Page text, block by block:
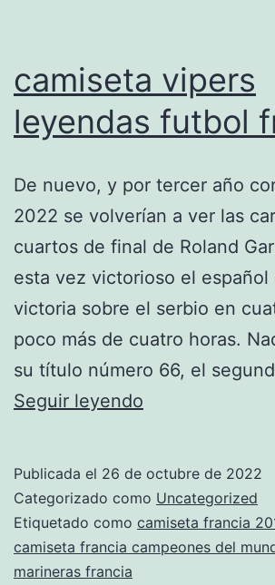
camiseta vipers
leyendas futbol
De nuevo, y por tercer año
2022 se volverían a ver las
cuartos de final de Roland
esta vez victorioso el español
victoria sobre el serbio en
poco más de cuatro horas.
su título número 66, el
Seguir leyendo
futbol
francia
Publicada el 26 de octubre de 2022
Categorizado como Uncategorized
Etiquetado como camiseta francia
camiseta francia campeones del
marineras francia